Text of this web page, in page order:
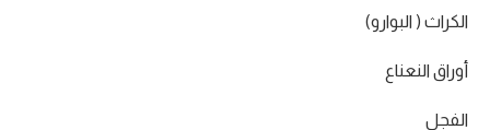
الكراث ( البوارو)
أوراق النعناع
الفجل